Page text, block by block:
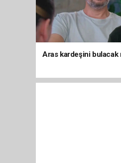
Aras kardeşini bulacak